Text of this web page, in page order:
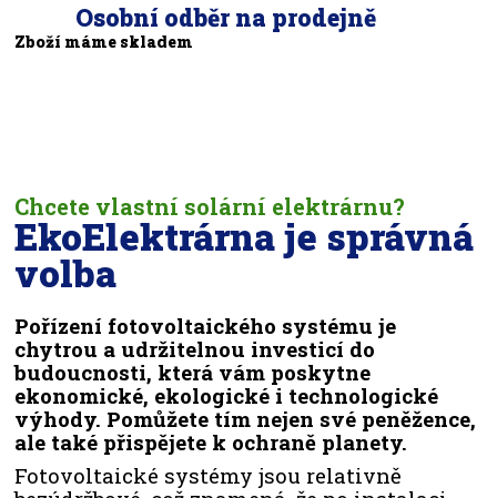
Osobní odběr na prodejně
Zboží máme skladem
Chcete vlastní solární elektrárnu?
EkoElektrárna je správná
volba
Pořízení fotovoltaického systému je
chytrou a udržitelnou investicí do
budoucnosti, která vám poskytne
ekonomické, ekologické i technologické
výhody. Pomůžete tím nejen své peněžence,
ale také přispějete k ochraně planety.
Fotovoltaické systémy jsou relativně